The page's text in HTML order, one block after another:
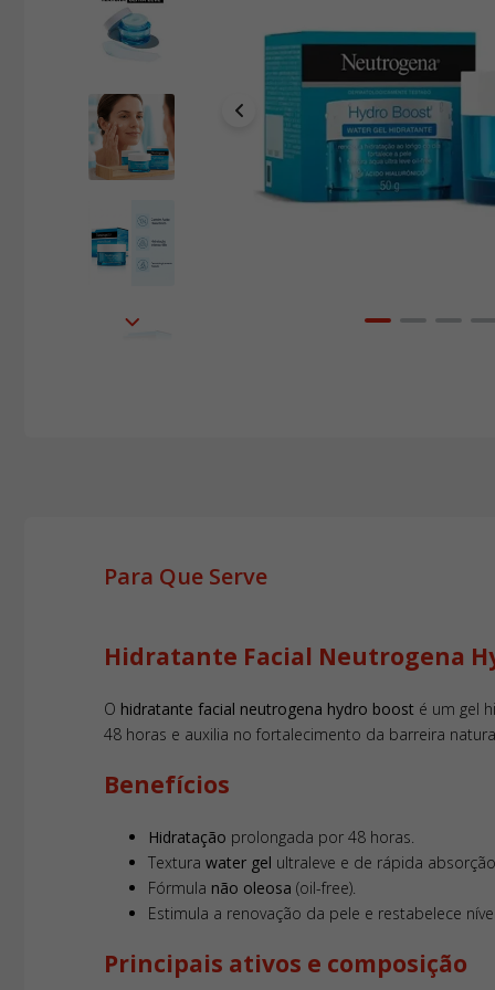
Para Que Serve
Hidratante Facial Neutrogena
O hidratante facial neutrogena hydro boost é um gel
48 horas e auxilia no fortalecimento da barreira
Benefícios
Hidratação prolongada por 48 horas.
Textura water gel ultraleve e de rápida absorção.
Fórmula não oleosa (oil-free).
Estimula a renovação da pele e restabelece
Principais ativos e composição